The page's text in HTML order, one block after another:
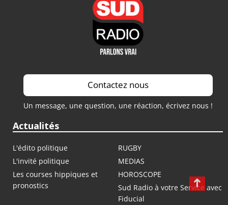
Contactez nous
Un message, une question, une réaction, écrivez nous !
Actualités
L'édito politique
RUGBY
L'invité politique
MEDIAS
Les courses hippiques et
pronostics
HOROSCOPE
Sud Radio à votre Service avec
Fiducial